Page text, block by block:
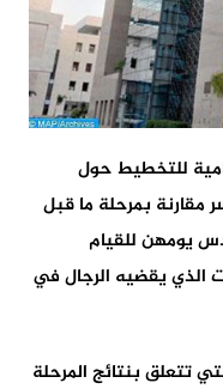
للتخطيط حول
مقارنة بمرحلة ما قبل
يومهن للقيام
6 مرات الوقت الذي يقضيه الرجال في
تتعلق بنتائج المرحلة